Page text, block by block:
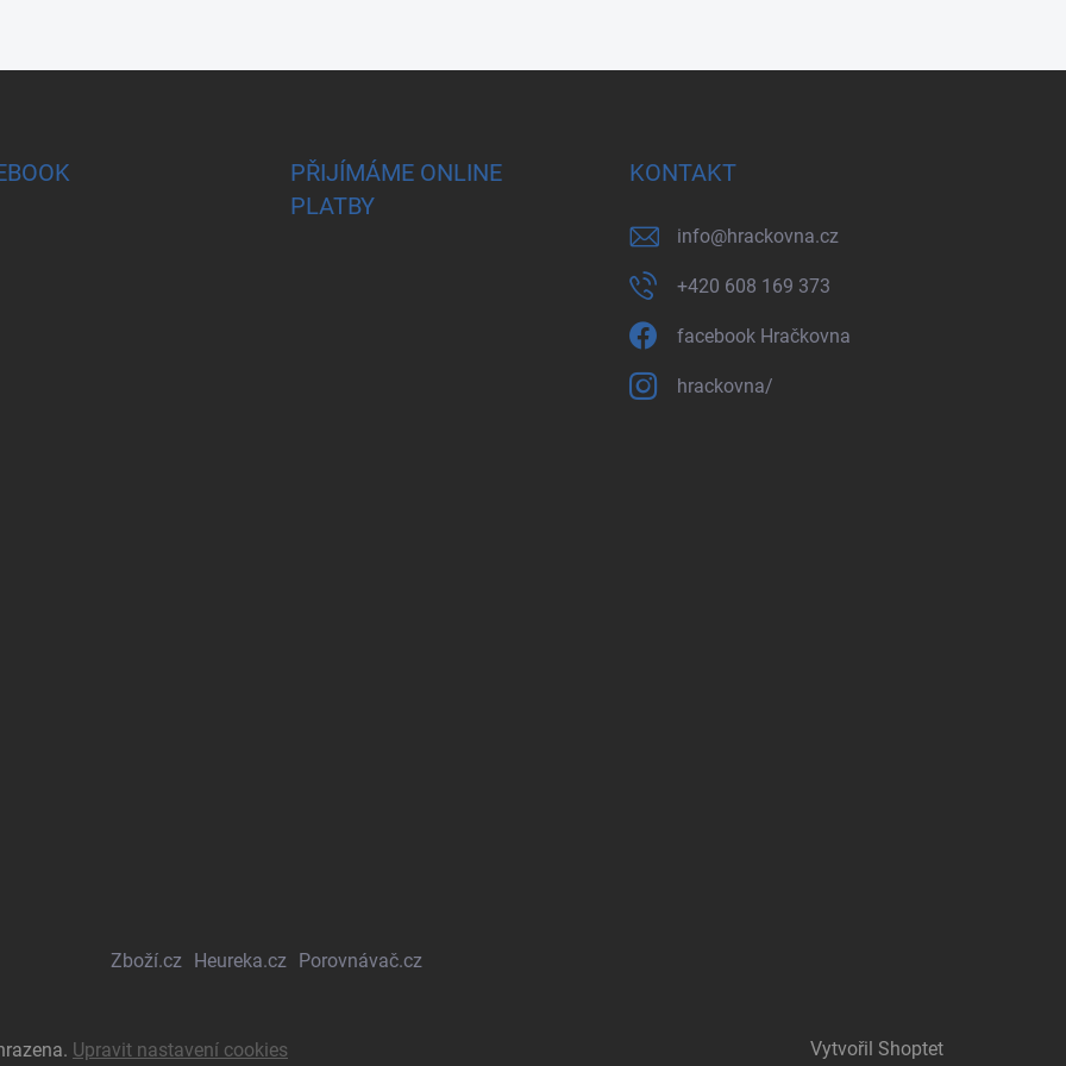
PŘIJÍMÁME ONLINE
PLATBY
KONTAKT
info@hrackovna.cz
+420 608 169 373
facebook Hračkovna
hrackovna/
Zboží.cz Heureka.cz Porovnávač.cz
Vytvořil Shoptet
Upravit nastavení cookies